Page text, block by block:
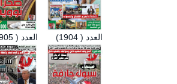
العدد ( 1905) العدد ( 1904)